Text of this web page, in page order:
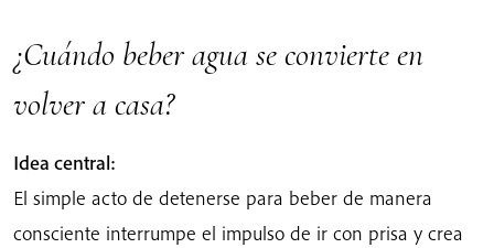
¿Cuándo beber agua se convierte en
volver a casa?
Idea central:
El simple acto de detenerse para beber de manera
consciente interrumpe el impulso de ir con prisa y crea